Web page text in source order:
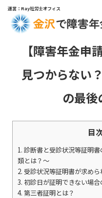
運営：Ray社労士オフィス
【障害年金申
見つからない
の最後
目
1. 診断書と受診状況等証明
類とは？〜
2. 受診状況等証明書が求めら
3. 初診日が証明できない場
4. 第三者証明とは？